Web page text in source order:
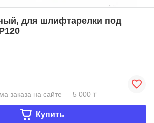
для шлифтарелки под
заказа на сайте — 5 000 ₸
Купить